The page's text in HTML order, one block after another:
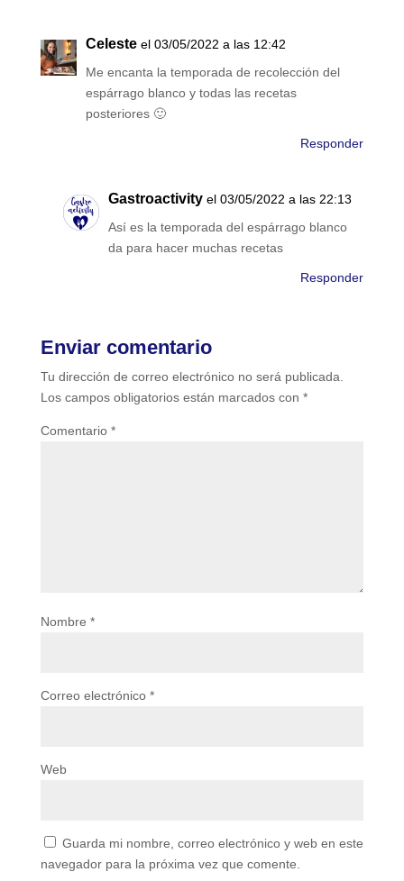
Celeste el 03/05/2022 a las 12:42
Me encanta la temporada de recolección del
espárrago blanco y todas las recetas
posteriores 🙂
Responder
Gastroactivity el 03/05/2022 a las 22:13
Así es la temporada del espárrago blanco
da para hacer muchas recetas
Responder
Enviar comentario
Tu dirección de correo electrónico no será publicada.
Los campos obligatorios están marcados con *
Comentario *
Nombre *
Correo electrónico *
Web
Guarda mi nombre, correo electrónico y web en este
navegador para la próxima vez que comente.